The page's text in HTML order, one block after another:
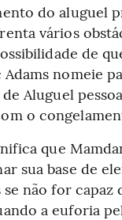
do aluguel
vários
de
nomeie
Aluguel
o
que
sua base de
não for capaz
a euforia